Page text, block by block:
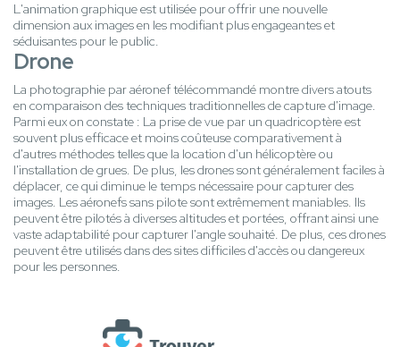
L'animation graphique est utilisée pour offrir une nouvelle
dimension aux images en les modifiant plus engageantes et
séduisantes pour le public.
Drone
La photographie par aéronef télécommandé montre divers atouts
en comparaison des techniques traditionnelles de capture d'image.
Parmi eux on constate : La prise de vue par un quadricoptère est
souvent plus efficace et moins coûteuse comparativement à
d'autres méthodes telles que la location d'un hélicoptère ou
l'installation de grues. De plus, les drones sont généralement faciles à
déplacer, ce qui diminue le temps nécessaire pour capturer des
images. Les aéronefs sans pilote sont extrêmement maniables. Ils
peuvent être pilotés à diverses altitudes et portées, offrant ainsi une
vaste adaptabilité pour capturer l'angle souhaité. De plus, ces drones
peuvent être utilisés dans des sites difficiles d'accès ou dangereux
pour les personnes.